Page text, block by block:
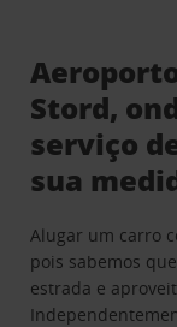
Stord,
serviço
sua
Alugar um carro
pois sabemos
estrada e